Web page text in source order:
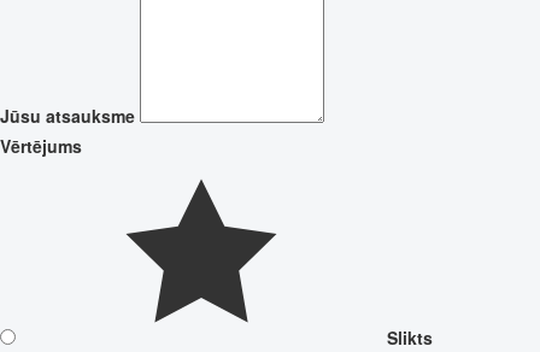
Jūsu atsauksme
Vērtējums
Slikts